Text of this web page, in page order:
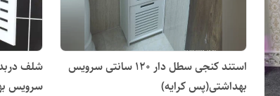
استند کنجی سطل دار ۱۲۰ سانتی سرویس
بهداشتی(پس کرایه)
شلف
سرویس